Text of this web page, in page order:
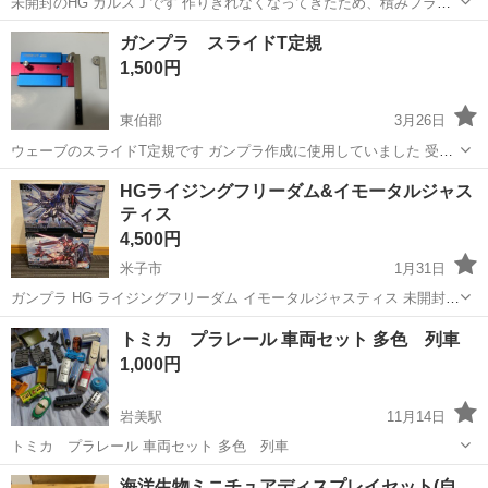
理します。 タバコは吸っていませんが、猫を飼っています。 気にされ
る方は、購入ご遠慮ください。 受け渡しは湯梨浜町役場周辺を希望し
ますが、相談に乗ります。 値...
鳥取 東伯郡 模型、プラモデル ガンプラ
ガンプラ スライドT定規
1,500円
東伯郡
3月26日
ウェーブのスライドT定規です ガンプラ作成に使用していました 受け
渡しは湯梨浜町役場周辺を希望しますが、相談可です
鳥取 東伯郡 模型、プラモデル スライド
HGライジングフリーダム&イモータルジャス
ティス
4,500円
米子市
1月31日
ガンプラ HG ライジングフリーダム イモータルジャスティス 未開封品
機動戦士ガンダムSEED FREEDOM HG 1/144 ライジングフリーダム
ガンダム HG 1/144 イモータルジャスティス ガンダム 組み...
鳥取 米子市 模型、プラモデル ライジング
トミカ プラレール 車両セット 多色 列車
1,000円
岩美駅
11月14日
トミカ プラレール 車両セット 多色 列車
鳥取 岩美郡 岩美駅 模型、プラモデル プラレール